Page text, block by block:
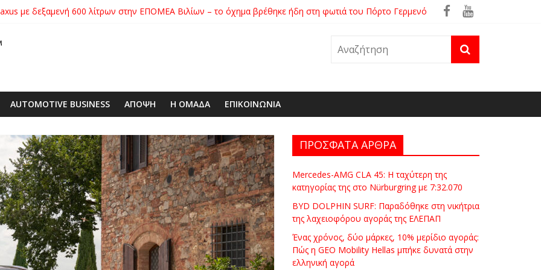
με δεξαμενή 600 λίτρων στην ΕΠΟΜΕΑ Βιλίων – το όχημα βρέθηκε ήδη στη φωτιά του Πόρτο Γερμενό
της λαχειοφόρου αγοράς της ΕΛΕΠΑΠ
Πώς η GEO Mobility Hellas μπήκε δυνατά στην ελληνική αγορά
απαιτητικό Silverstone
AUTOMOTIVE BUSINESS ΑΠΟΨΗ Η ΟΜΑΔΑ ΕΠΙΚΟΙΝΩΝΙΑ
ΠΡΟΣΦΑΤΑ ΑΡΘΡΑ
Mercedes-AMG CLA 45: Η ταχύτερη της
κατηγορίας της στο Nürburgring με 7:32.070
BYD DOLPHIN SURF: Παραδόθηκε στη νικήτρια
της λαχειοφόρου αγοράς της ΕΛΕΠΑΠ
Ένας χρόνος, δύο μάρκες, 10% μερίδιο αγοράς:
Πώς η GEO Mobility Hellas μπήκε δυνατά στην
ελληνική αγορά